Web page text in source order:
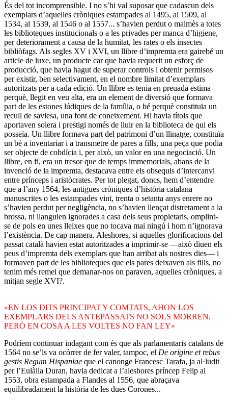
És del tot incomprensible. I no s’hi val suposar que cadascun dels
exemplars d’aquelles cròniques estampades al 1495, al 1509, al
1534, al 1539, al 1546 o al 1557... s’havien perdut o malmès a totes
les biblioteques institucionals o a les privades per manca d’higiene,
per deteriorament a causa de la humitat, les rates o els insectes
bibliòfags. Als segles XV i XVI, un llibre d’impremta era gairebé un
article de luxe, un producte car que havia requerit un esforç de
producció, que havia hagut de superar controls i obtenir permisos
per existir, ben selectivament, en el nombre limitat d’exemplars
autoritzats per a cada edició. Un llibre es tenia en preuada estima
perquè, llegit en veu alta, era un element de diversió que formava
part de les estones lúdiques de la família, o bé perquè constituïa un
recull de saviesa, una font de coneixement. Hi havia títols que
aportaven solera i prestigi només de lluir en la biblioteca de qui els
posseïa. Un llibre formava part del patrimoni d’un llinatge, constituïa
un bé a inventariar i a transmetre de pares a fills, una peça que podia
ser objecte de cobdícia i, per això, un valor en una negociació. Un
llibre, en fi, era un tresor que de temps immemorials, abans de la
invenció de la impremta, destacava entre els obsequis d’intercanvi
entre prínceps i aristòcrates. Per tot plegat, doncs, hem d’entendre
que a l’any 1564, les antigues cròniques d’història catalana
manuscrites o les estampades vint, trenta o setanta anys enrere no
s’havien perdut per negligència, no s’havien llençat distretament a la
brossa, ni llanguien ignorades a casa dels seus propietaris, omplint-
se de pols en unes lleixes que no tocava mai ningú i hom n’ignorava
l’existència. De cap manera. Aleshores, si aquelles glorificacions del
passat català havien estat autoritzades a imprimir-se —això diuen els
peus d’impremta dels exemplars que han arribat als nostres dies— i
formaven part de les biblioteques que els pares deixaven als fills, no
tenim més remei que demanar-nos on paraven, aquelles cròniques, a
mitjan segle XVI?.
«EN LOS DITS PRINCIPAT Y COMTATS, AHON LOS
EXEMPLARS DELS ANTEPASSATS NO SOLS MORREN,
PERÒ EN COSA A LES VOLTES NO FAN LEY»
Podríem continuar indagant com és que als parlamentaris catalans de
1564 no se’ls va ocórrer de fer valer, tampoc, el De origine et rebus
gestis Regum Hispaniae que el canonge Francesc Tarafa, ja al·ludit
per l’Eulàlia Duran, havia dedicat a l’aleshores príncep Felip al
1553, obra estampada a Flandes al 1556, que abraçava
equilibradament la història de les dues Corones...